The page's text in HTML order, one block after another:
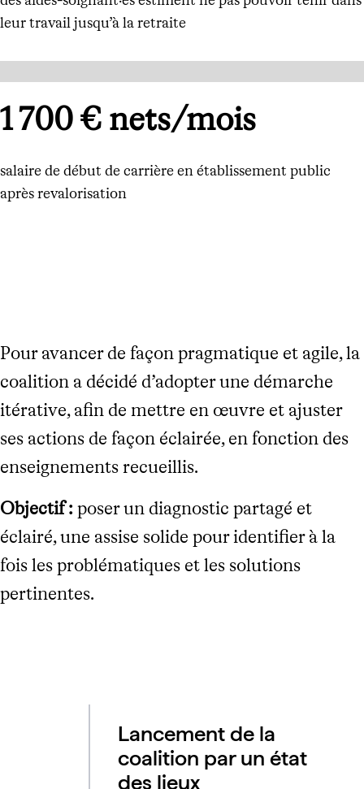
leur travail jusqu’à la retraite
1 700 € nets/mois
salaire de début de carrière en établissement public
après revalorisation
Pour avancer de façon pragmatique et agile, la
coalition a décidé d’adopter une démarche
itérative, afin de mettre en œuvre et ajuster
ses actions de façon éclairée, en fonction des
enseignements recueillis.
Objectif : poser un diagnostic partagé et
éclairé, une assise solide pour identifier à la
fois les problématiques et les solutions
pertinentes.
Lancement de la
coalition par un état
des lieux